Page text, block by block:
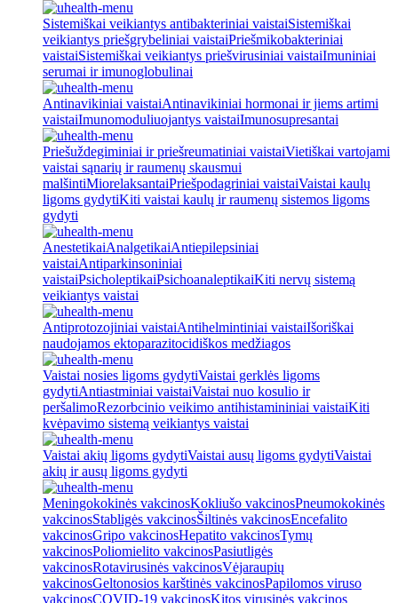
Sistemiškai veikiantys antibakteriniai vaistaiSistemiškai
veikiantys priešgrybeliniai vaistaiPriešmikobakteriniai
vaistaiSistemiškai veikiantys priešvirusiniai vaistaiImuniniai
serumai ir imunoglobulinai
Antinavikiniai vaistaiAntinavikiniai hormonai ir jiems artimi
vaistaiImunomoduliuojantys vaistaiImunosupresantai
Priešuždegiminiai ir priešreumatiniai vaistaiVietiškai vartojami
vaistai sąnarių ir raumenų skausmui
malšintiMiorelaksantaiPriešpodagriniai vaistaiVaistai kaulų
ligoms gydytiKiti vaistai kaulų ir raumenų sistemos ligoms
gydyti
AnestetikaiAnalgetikaiAntiepilepsiniai
vaistaiAntiparkinsoniniai
vaistaiPsicholeptikaiPsichoanaleptikaiKiti nervų sistemą
veikiantys vaistai
Antiprotozojiniai vaistaiAntihelmintiniai vaistaiIšoriškai
naudojamos ektoparazitocidiškos medžiagos
Vaistai nosies ligoms gydytiVaistai gerklės ligoms
gydytiAntiastminiai vaistaiVaistai nuo kosulio ir
peršalimoRezorbcinio veikimo antihistamininiai vaistaiKiti
kvėpavimo sistemą veikiantys vaistai
Vaistai akių ligoms gydytiVaistai ausų ligoms gydytiVaistai
akių ir ausų ligoms gydyti
Meningokokinės vakcinosKokliušo vakcinosPneumokokinės
vakcinosStabligės vakcinosŠiltinės vakcinosEncefalito
vakcinosGripo vakcinosHepatito vakcinosTymų
vakcinosPoliomielito vakcinosPasiutligės
vakcinosRotavirusinės vakcinosVėjaraupių
vakcinosGeltonosios karštinės vakcinosPapilomos viruso
vakcinosCOVID-19 vakcinosKitos virusinės vakcinos